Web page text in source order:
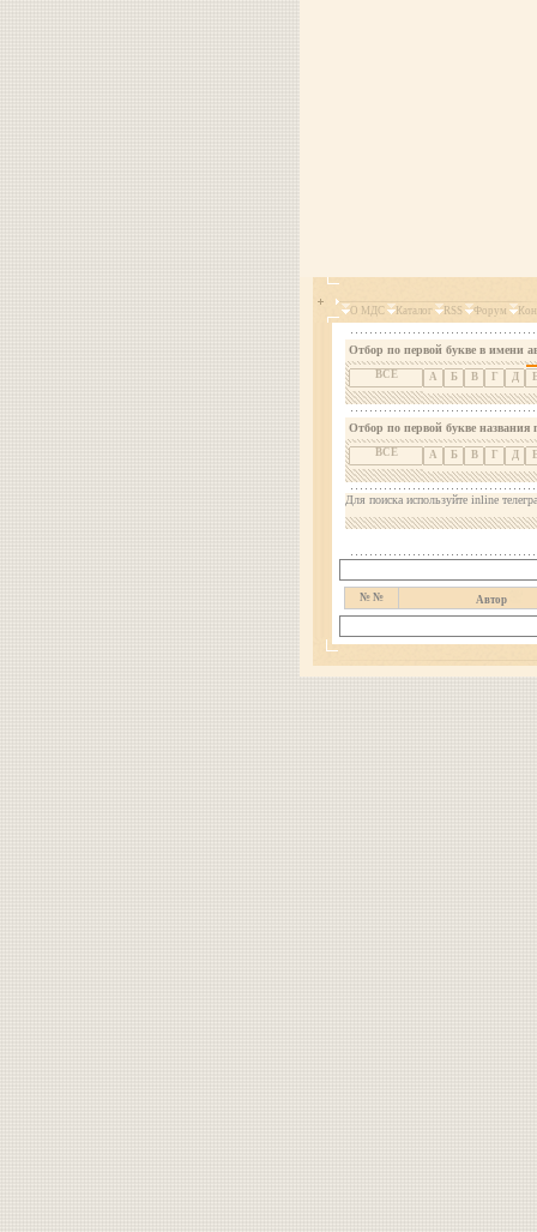
О МДС Каталог RSS Форум
Отбор по первой букве в имени
ВСЕ А Б В Г Д
Отбор по первой букве названия
ВСЕ А Б В Г Д
Для поиска используйте inline
№ № Автор